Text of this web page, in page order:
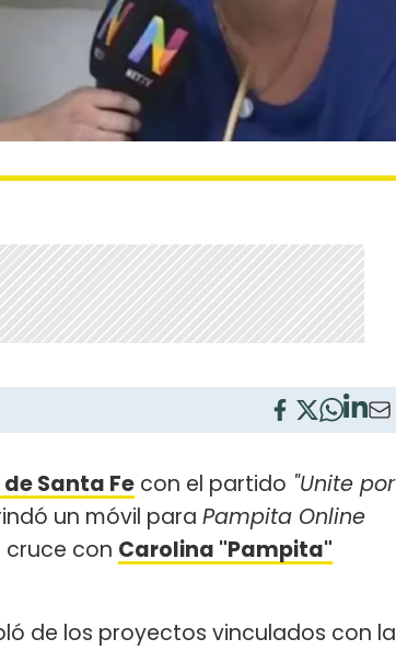
Santa Fe con el partido "Unite por
un móvil para Pampita Online
cruce con Carolina "Pampita"
de los proyectos vinculados con la